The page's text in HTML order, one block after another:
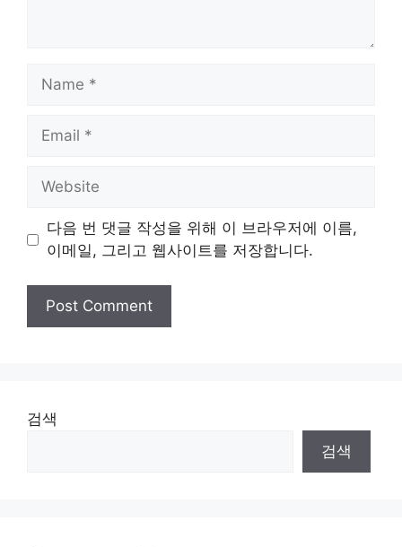
Name
Email
Website
다음 번 댓글 작성을 위해 이 브라우저에 이름,
이메일, 그리고 웹사이트를 저장합니다.
검색
검색